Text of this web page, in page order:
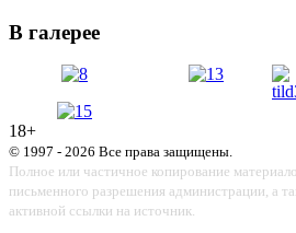
В галерее
18+
© 1997 - 2026 Все права защищены.
Полное или частичное копирование
письменного разрешения администрации, а
активной ссылки на источник.